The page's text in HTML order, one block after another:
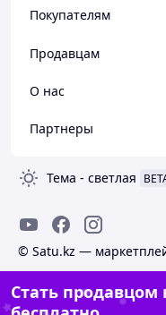
Покупателям
Продавцам
О нас
Партнеры
Тема - светлая
© Satu.kz —
Стать продавцом